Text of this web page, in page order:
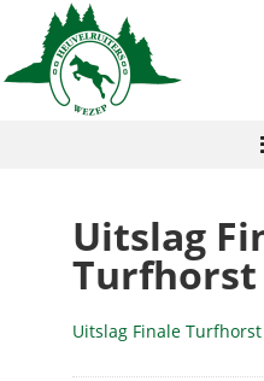
Uitslag
Turfhorst
Uitslag Finale Turfhorst